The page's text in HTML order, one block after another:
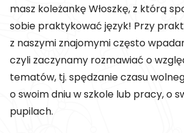
masz koleżankę Włoszkę, z którą
sobie praktykować język! Przy
z naszymi znajomymi często
czyli zaczynamy rozmawiać o
tematów, tj. spędzanie czasu
o swoim dniu w szkole lub pracy, o
pupilach.